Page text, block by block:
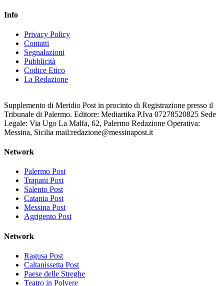
Info
Privacy Policy
Contatti
Segnalazioni
Pubblicità
Codice Etico
La Redazione
Supplemento di Meridio Post in procinto di Registrazione presso il
Tribunale di Palermo. Editore: Mediartika P.Iva 07278520825 Sede
Legale: Via Ugo La Malfa, 62, Palermo Redazione Operativa:
Messina, Sicilia mail:redazione@messinapost.it
Network
Palermo Post
Trapani Post
Salento Post
Catania Post
Messina Post
Agrigento Post
Network
Ragusa Post
Caltanissetta Post
Paese delle Streghe
Teatro in Polvere